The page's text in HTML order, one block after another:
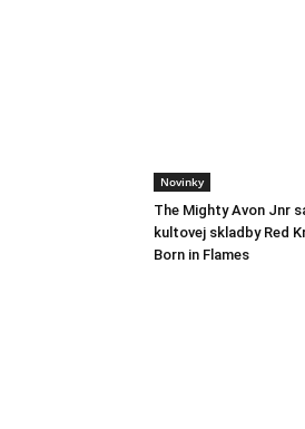
Novinky
The Mighty Avon Jnr
kultovej skladby Red
Born in Flames